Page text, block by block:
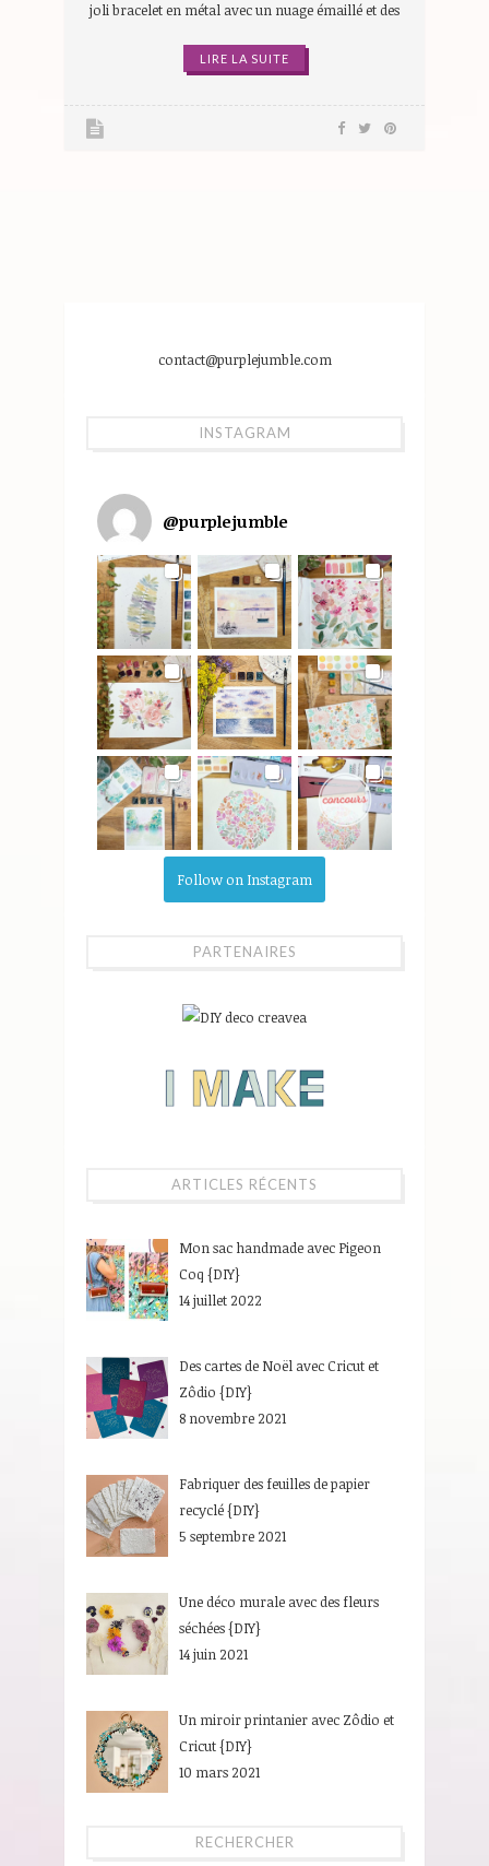
joli bracelet en métal avec un nuage émaillé et des
LIRE LA SUITE
contact@purplejumble.com
INSTAGRAM
@purplejumble
Follow on Instagram
PARTENAIRES
ARTICLES RÉCENTS
Mon sac handmade avec Pigeon
Coq {DIY}
14 juillet 2022
Des cartes de Noël avec Cricut et
Zôdio {DIY}
8 novembre 2021
Fabriquer des feuilles de papier
recyclé {DIY}
5 septembre 2021
Une déco murale avec des fleurs
séchées {DIY}
14 juin 2021
Un miroir printanier avec Zôdio et
Cricut {DIY}
10 mars 2021
RECHERCHER